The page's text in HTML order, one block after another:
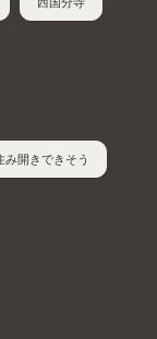
み開きできそう